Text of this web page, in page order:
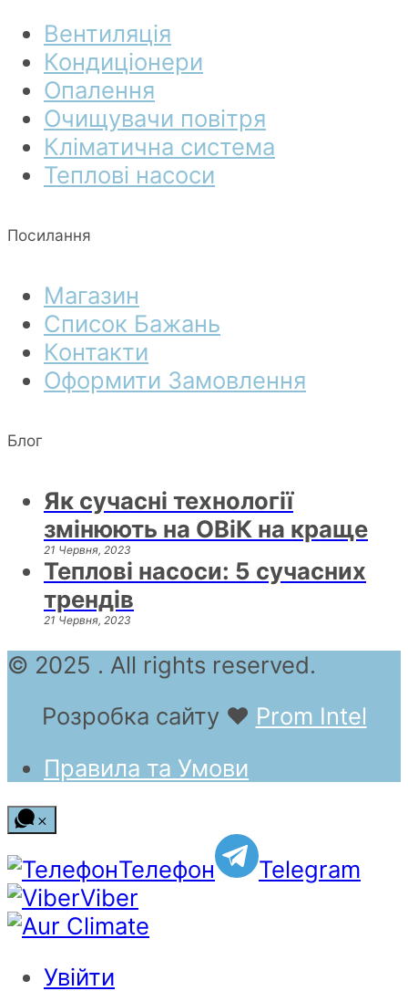
Вентиляція
Кондиціонери
Опалення
Очищувачи повітря
Кліматична система
Теплові насоси
Посилання
Магазин
Список Бажань
Контакти
Оформити Замовлення
Блог
Як сучасні технології
змінюють на ОВіК на краще
21 Червня, 2023
Теплові насоси: 5 сучасних
трендів
21 Червня, 2023
© 2025 . All rights reserved.
Розробка сайту ❤ Prom Intel
Правила та Умови
Телефон
Telegram
Viber
Увійти